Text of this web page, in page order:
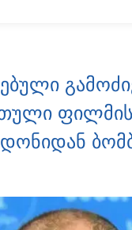
ფილმის